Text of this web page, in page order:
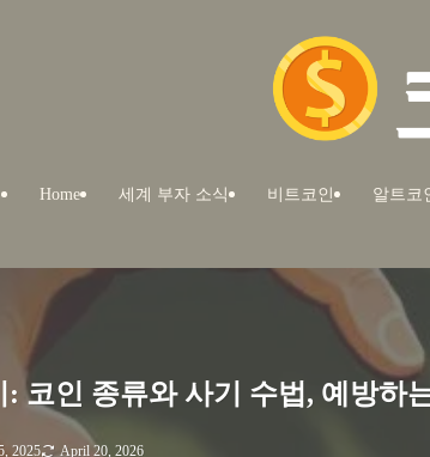
Home 세계 부자 소식 비트코인 알트코
: 코인 종류와 사기 수법, 예방하
2025 April 20, 2026